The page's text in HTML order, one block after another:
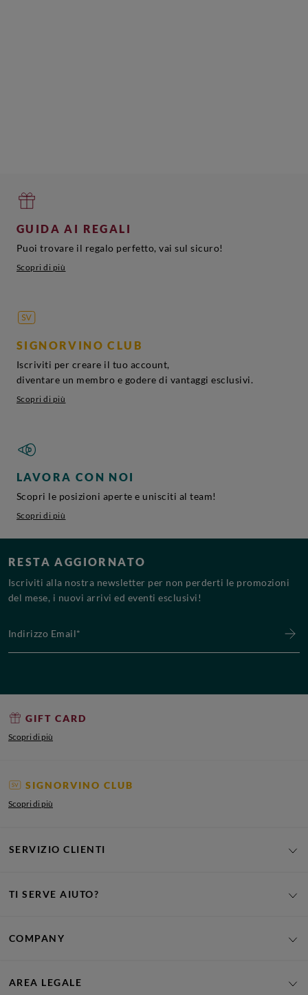
GUIDA AI REGALI
Puoi trovare il regalo perfetto, vai sul sicuro!
Scopri di più
SIGNORVINO CLUB
Iscriviti per creare il tuo account,
diventare un membro e godere di vantaggi esclusivi.
Scopri di più
LAVORA CON NOI
Scopri le posizioni aperte e unisciti al team!
Scopri di più
RESTA AGGIORNATO
Iscriviti alla nostra newsletter per non perderti le promozioni
del mese, i nuovi arrivi ed eventi esclusivi!
GIFT CARD
Scopri di più
SIGNORVINO CLUB
Scopri di più
SERVIZIO CLIENTI
TI SERVE AIUTO?
COMPANY
AREA LEGALE